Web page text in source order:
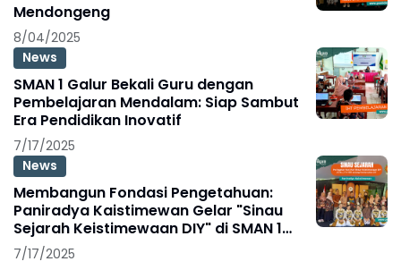
Mendongeng
8/04/2025
News
SMAN 1 Galur Bekali Guru dengan
Pembelajaran Mendalam: Siap Sambut
Era Pendidikan Inovatif
7/17/2025
News
Membangun Fondasi Pengetahuan:
Paniradya Kaistimewan Gelar "Sinau
Sejarah Keistimewaan DIY" di SMAN 1
Galur
7/17/2025